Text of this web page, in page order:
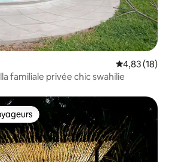
Évaluation
4,83 (18)
familiale privée chic swahilie
les plus appréciés